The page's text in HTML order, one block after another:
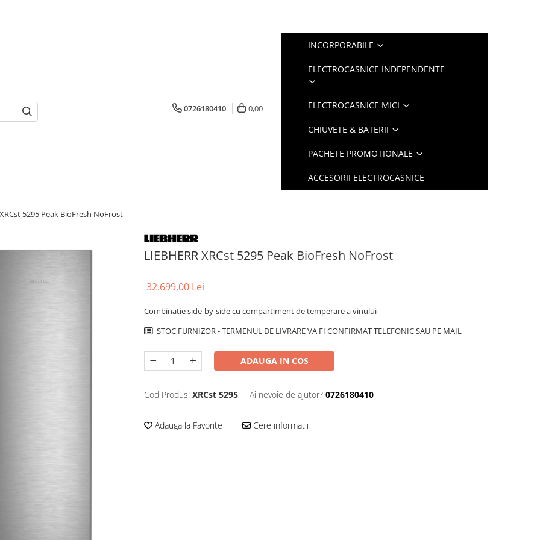
0726180410 0,00
INCORPORABILE
ELECTROCASNICE INDEPENDENTE
ELECTROCASNICE MICI
CHIUVETE & BATERII
PACHETE PROMOTIONALE
ACCESORII ELECTROCASNICE
5295 Peak BioFresh NoFrost
LIEBHERR XRCst 5295 Peak BioFresh NoFrost
32.699,00 Lei
Combinație side-by-side cu compartiment de temperare a vinului
STOC FURNIZOR - TERMENUL DE LIVRARE VA FI CONFIRMAT TELEFONIC SAU PE MAIL
ADAUGA IN COS
Cod Produs: XRCst 5295 Ai nevoie de ajutor? 0726180410
Adauga la Favorite Cere informatii